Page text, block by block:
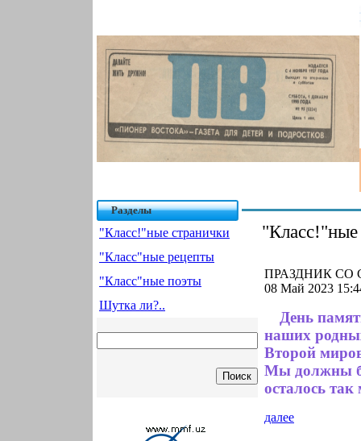
Разделы
"Класс!"ные странички
"Класс"ные рецепты
"Класс"ные поэты
Шутка ли?..
"Класс!"ные
ПРАЗДНИК СО
08 Май 2023
День
наших
Второй
Мы должны
осталось так
далее